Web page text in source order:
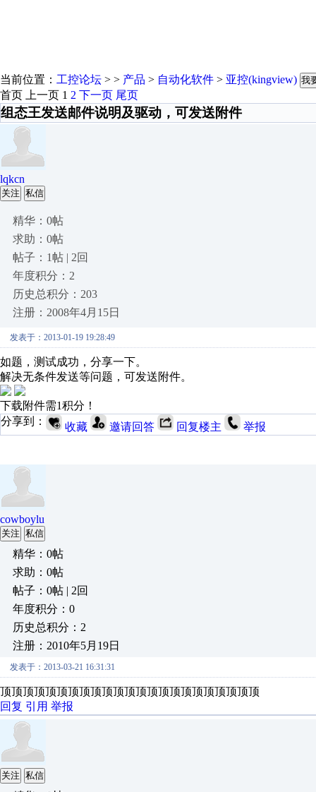
当前位置： 工控论坛 > > 产品 > 自动化软件 > 亚控(kingview) 我
首页 上一页 1 2 下一页 尾页
组态王发送邮件说明及驱动，可发送附件
lqkcn
关注 私信
精华：0帖
求助：0帖
帖子：1帖 | 2回
年度积分：2
历史总积分：203
注册：2008年4月15日
发表于：2013-01-19 19:28:49
如题，测试成功，分享一下。
解决无条件发送等问题，可发送附件。
下载附件需1积分！
分享到：
收藏 邀请回答 回复楼主 举报
cowboylu
关注 私信
精华：0帖
求助：0帖
帖子：0帖 | 2回
年度积分：0
历史总积分：2
注册：2010年5月19日
发表于：2013-03-21 16:31:31
顶顶顶顶顶顶顶顶顶顶顶顶顶顶顶顶顶顶顶顶顶顶顶
回复 引用 举报
关注 私信